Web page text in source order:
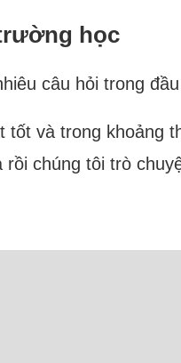
học
câu hỏi trong
và trong khoảng
chúng tôi trò